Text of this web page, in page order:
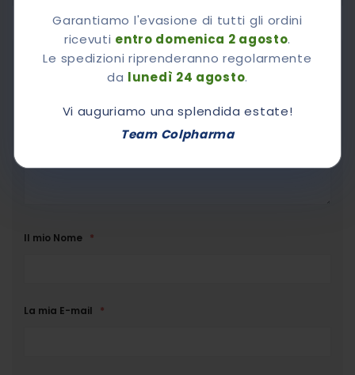
Garantiamo l'evasione di tutti gli ordini
ricevuti entro domenica 2 agosto.
Le spedizioni riprenderanno regolarmente
da lunedì 24 agosto.
Vi auguriamo una splendida estate!
Team Colpharma
Chiedi A Colpharma
Il mio Nome
La mia E-mail